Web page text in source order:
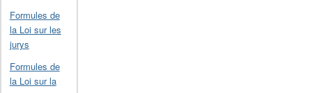
Formules de
la Loi sur les
jurys
Formules de
la Loi sur la